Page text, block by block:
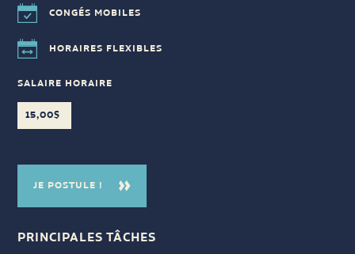
CONGÉS MOBILES
HORAIRES FLEXIBLES
15,00$
SALAIRE HORAIRE
JE POSTULE !
PRINCIPALES TÂCHES